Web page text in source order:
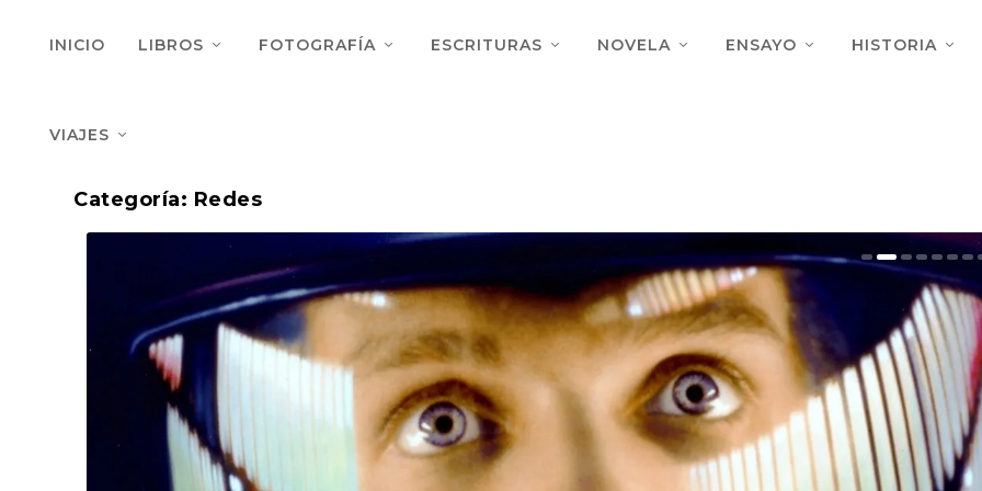
INICIO LIBROS FOTOGRAFÍA ESCRITURAS NOVELA ENSAYO HISTORIA
VIAJES
Categoría: Redes